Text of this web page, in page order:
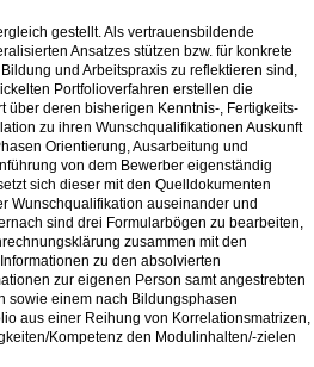
gestellt. Als vertrauensbildende
Ansatzes stützen bzw. für konkrete
und Arbeitspraxis zu reflektieren sind,
Portfolioverfahren erstellen die
über deren bisherigen Kenntnis-, Fertigkeits-
zu ihren Wunschqualifikationen Auskunft
Orientierung, Ausarbeitung und
von dem Bewerber eigenständig
sich dieser mit den Quelldokumenten
Wunschqualifikation auseinander und
sind drei Formularbögen zu bearbeiten,
zusammen mit den
zu den absolvierten
zur eigenen Person samt angestrebten
sowie einem nach Bildungsphasen
aus einer Reihung von Korrelationsmatrizen,
Kompetenz den Modulinhalten/-zielen